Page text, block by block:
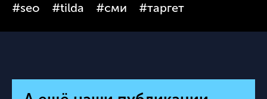
#seo
#tilda #сми #таргет